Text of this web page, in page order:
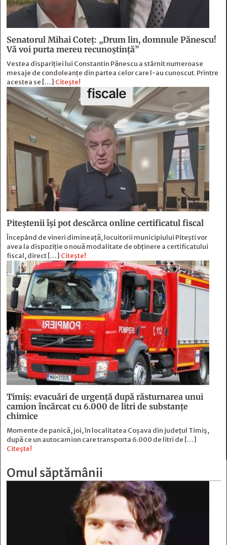
Senatorul Mihai Coteț: „Drum lin, domnule Pănescu!
Vă voi purta mereu recunoștință”
Vestea dispariției lui Constantin Pănescu a stârnit numeroase
mesaje de condoleanțe din partea celor care l-au cunoscut. Printre
acestea se […] Citește!
Piteștenii își pot descărca online certificatul fiscal
Începând de vineri dimineață, locuitorii municipiului Pitești vor
avea la dispoziție o nouă modalitate de obținere a certificatului
fiscal, direct […] Citește!
Timiș: evacuări de urgență după răsturnarea unui
camion încărcat cu 6.000 de litri de substanțe
chimice
Momente de panică, joi, în localitatea Coșava din județul Timiș,
după ce un autocamion care transporta 6.000 de litri de […]
Citește!
Omul săptămânii